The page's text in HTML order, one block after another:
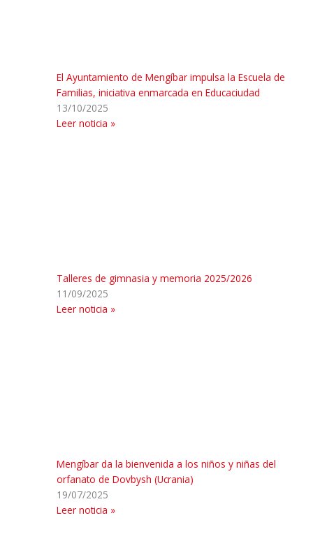
El Ayuntamiento de Mengíbar impulsa la Escuela de
Familias, iniciativa enmarcada en Educaciudad
13/10/2025
Leer noticia »
Talleres de gimnasia y memoria 2025/2026
11/09/2025
Leer noticia »
Mengíbar da la bienvenida a los niños y niñas del
orfanato de Dovbysh (Ucrania)
19/07/2025
Leer noticia »